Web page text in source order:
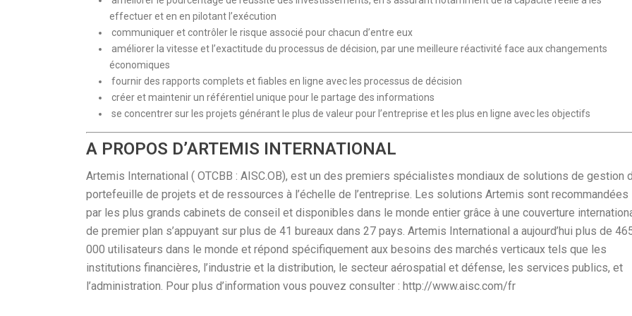
effectuer et en en pilotant l’exécution
communiquer et contrôler le risque associé pour chacun d’entre eux
améliorer la vitesse et l’exactitude du processus de décision, par une meilleure réactivité face aux changements
économiques
fournir des rapports complets et fiables en ligne avec les processus de décision
créer et maintenir un référentiel unique pour le partage des informations
se concentrer sur les projets générant le plus de valeur pour l’entreprise et les plus en ligne avec les objectifs
A PROPOS D’ARTEMIS INTERNATIONAL
Artemis International ( OTCBB : AISC.OB), est un des premiers spécialistes mondiaux de solutions de gestion
portefeuille de projets et de ressources à l’échelle de l’entreprise. Les solutions Artemis sont recommandées
par les plus grands cabinets de conseil et disponibles dans le monde entier grâce à une couverture
de premier plan s’appuyant sur plus de 41 bureaux dans 27 pays. Artemis International a aujourd’hui plus de
000 utilisateurs dans le monde et répond spécifiquement aux besoins des marchés verticaux tels que les
institutions financières, l’industrie et la distribution, le secteur aérospatial et défense, les services publics, et
l’administration. Pour plus d’information vous pouvez consulter : http://www.aisc.com/fr